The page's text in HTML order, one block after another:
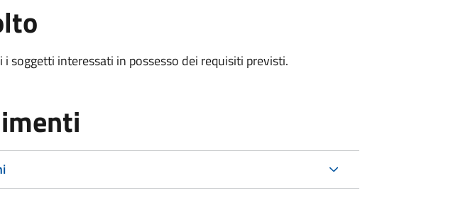
soggetti interessati in possesso dei requisiti previsti.